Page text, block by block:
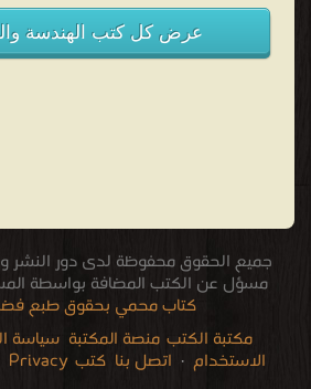
عرض كل كتب الهندسة
جميع الحقوق محفوظة لدى دور النشر
مسؤل عن الكتب المضافة بواسطة
كتاب محمي بحقوق طبع
مكتبة الكتب منصة المكتبة سياسة
الاستخدام · اتصل بنا كتب pdf Privacy